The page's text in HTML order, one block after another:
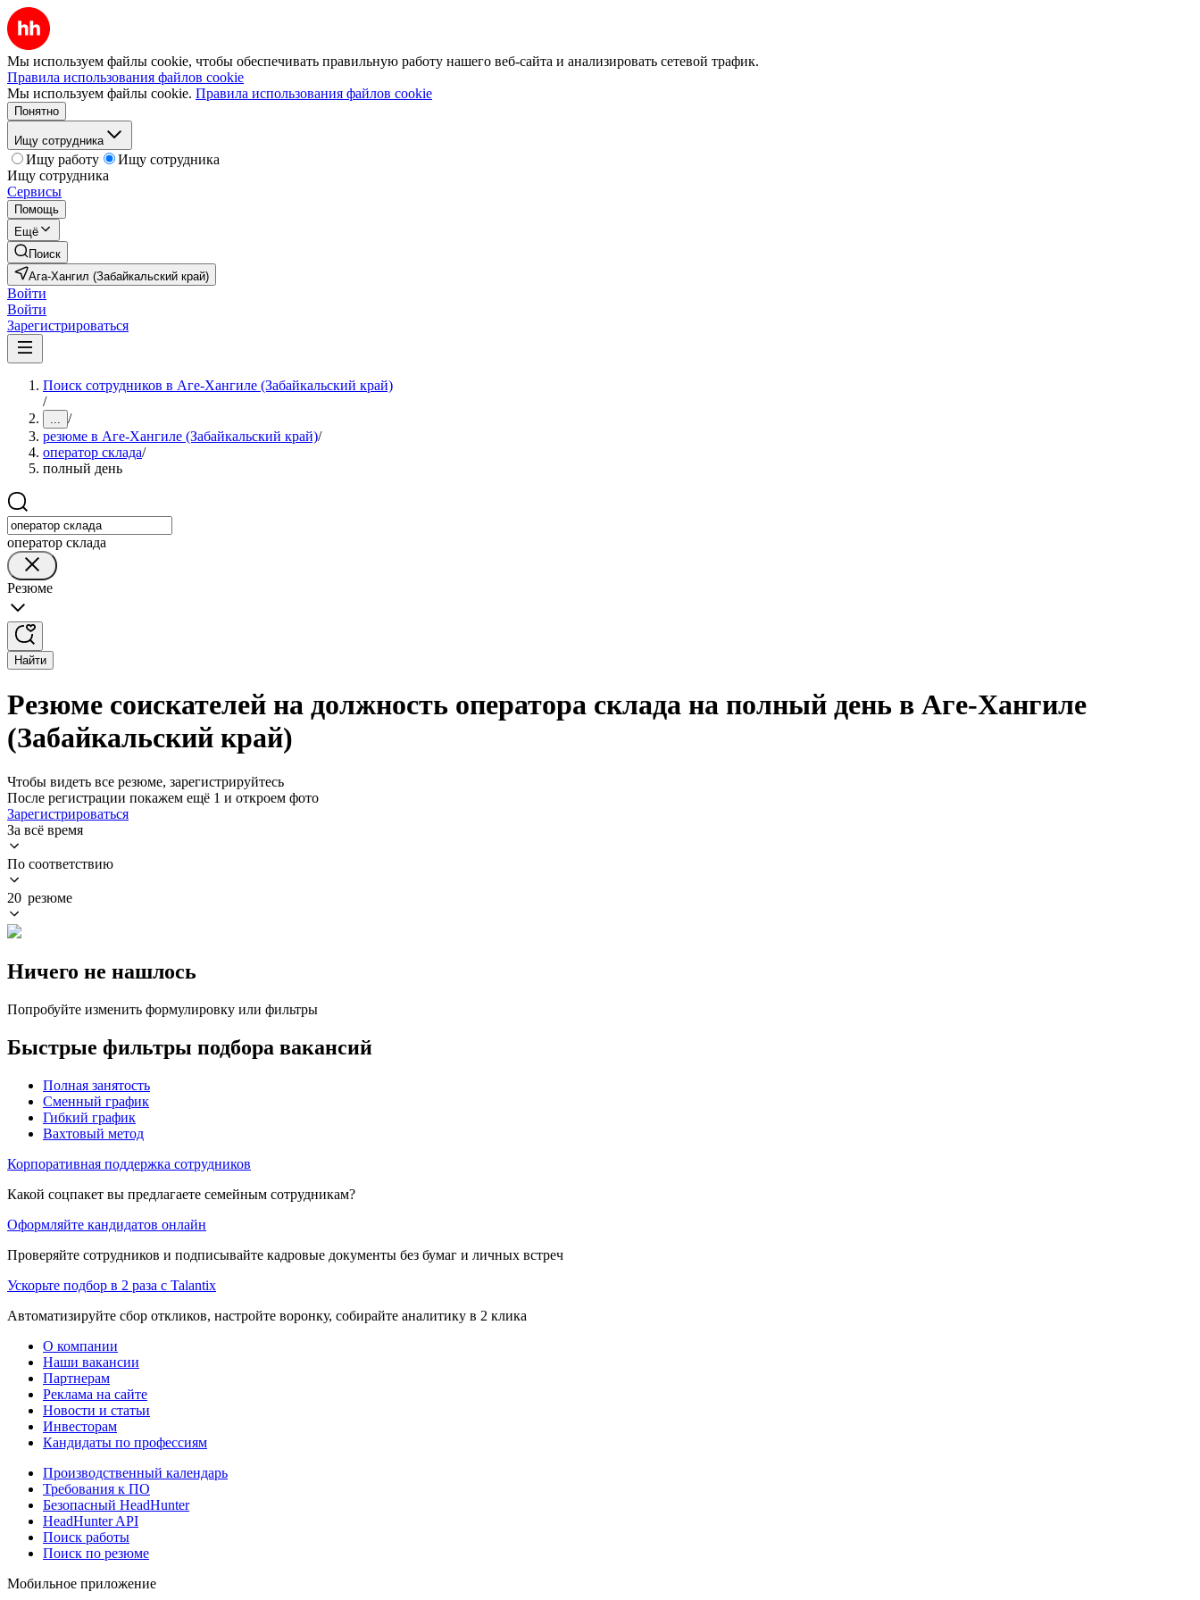
Мы используем файлы cookie, чтобы обеспечивать правильную работу нашего веб-сайта и анализировать сетевой трафик.
Правила использования файлов cookie
Мы используем файлы cookie. Правила использования файлов cookie
Понятно
Ищу сотрудника
Ищу работу
Ищу сотрудника
Ищу сотрудника
Сервисы
Помощь
Ещё
Поиск
Ага-Хангил (Забайкальский край)
Войти
Войти
Зарегистрироваться
Поиск сотрудников в Аге-Хангиле (Забайкальский край)
/
... /
резюме в Аге-Хангиле (Забайкальский край)/
оператор склада/
полный день
оператор склада
Резюме
Найти
Резюме соискателей на должность оператора склада на полный день в Аге-Хангиле
(Забайкальский край)
Чтобы видеть все резюме, зарегистрируйтесь
После регистрации покажем ещё 1 и откроем фото
Зарегистрироваться
За всё время
По соответствию
20 резюме
Ничего не нашлось
Попробуйте изменить формулировку или фильтры
Быстрые фильтры подбора вакансий
Полная занятость
Сменный график
Гибкий график
Вахтовый метод
Корпоративная поддержка сотрудников
Какой соцпакет вы предлагаете семейным сотрудникам?
Оформляйте кандидатов онлайн
Проверяйте сотрудников и подписывайте кадровые документы без бумаг и личных встреч
Ускорьте подбор в 2 раза с Talantix
Автоматизируйте сбор откликов, настройте воронку, собирайте аналитику в 2 клика
О компании
Наши вакансии
Партнерам
Реклама на сайте
Новости и статьи
Инвесторам
Кандидаты по профессиям
Производственный календарь
Требования к ПО
Безопасный HeadHunter
HeadHunter API
Поиск работы
Поиск по резюме
Мобильное приложение